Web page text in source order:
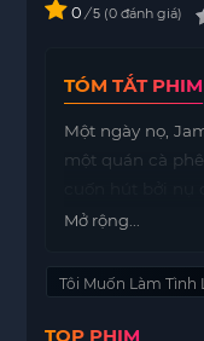
0 / 5 0 đánh giá
TÓM TẮT PHIM
Một ngày nọ,
một quán cà
cảm thấy một
Sau những lần
Mở rộng...
Tôi Muốn Làm Tình
TOP PHIM